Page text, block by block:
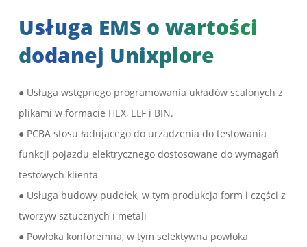
Usługa EMS o wartości
dodanej Unixplore
● Usługa wstępnego programowania układów scalonych z
plikami w formacie HEX, ELF i BIN.
● PCBA stosu ładującego do urządzenia do testowania
funkcji pojazdu elektrycznego dostosowane do wymagań
testowych klienta
● Usługa budowy pudełek, w tym produkcja form i części z
tworzyw sztucznych i metali
● Powłoka konforemna, w tym selektywna powłoka